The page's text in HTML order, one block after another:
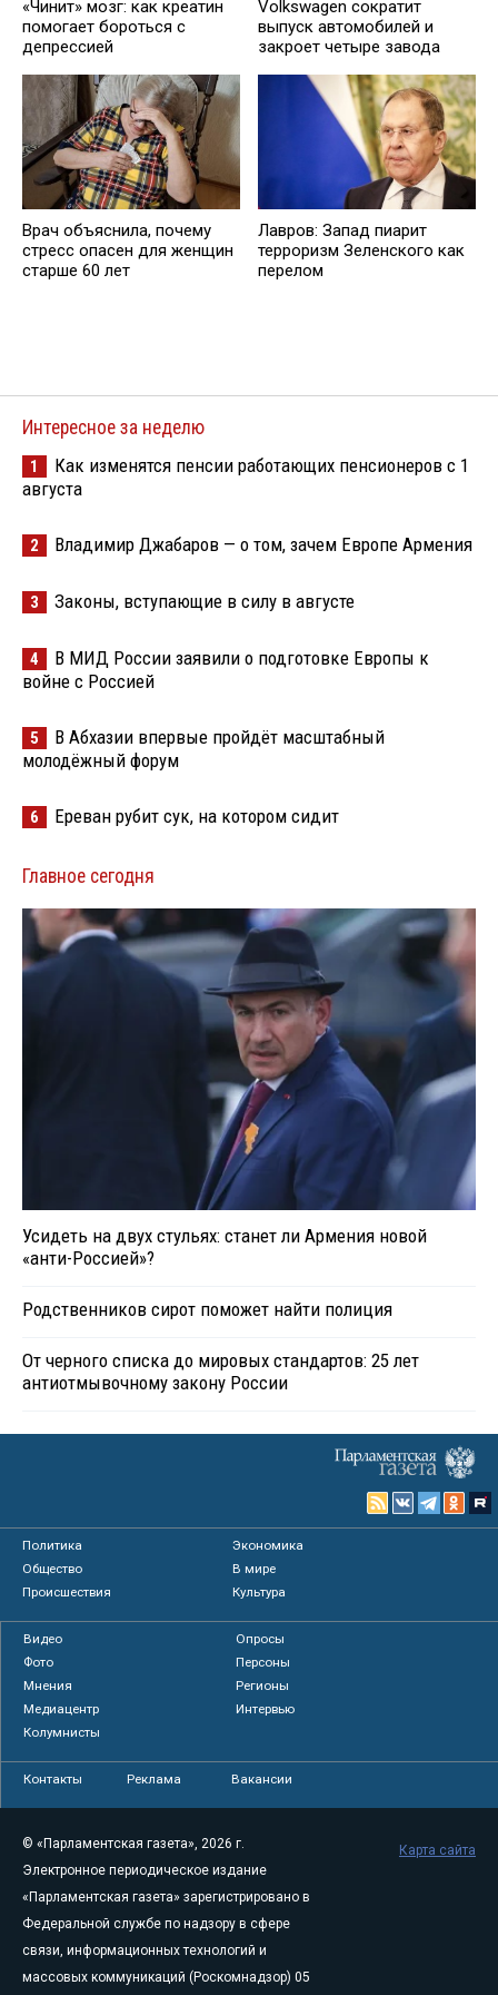
«Чинит» мозг: как креатин
помогает бороться с
депрессией
Volkswagen сократит
выпуск автомобилей и
закроет четыре завода
Врач объяснила, почему
стресс опасен для женщин
старше 60 лет
Лавров: Запад пиарит
терроризм Зеленского как
перелом
Интересное за неделю
1
Как изменятся пенсии работающих пенсионеров с 1
августа
2 Владимир Джабаров — о том, зачем Европе Армения
3 Законы, вступающие в силу в августе
4
В МИД России заявили о подготовке Европы к
войне с Россией
5
В Абхазии впервые пройдёт масштабный
молодёжный форум
6 Ереван рубит сук, на котором сидит
Главное сегодня
Усидеть на двух стульях: станет ли Армения новой
«анти-Россией»?
Родственников сирот поможет найти полиция
От черного списка до мировых стандартов: 25 лет
антиотмывочному закону России
Политика
Экономика
Общество
В мире
Происшествия
Культура
Видео
Опросы
Фото
Персоны
Мнения
Регионы
Медиацентр
Интервью
Колумнисты
Контакты Реклама Вакансии
© «Парламентская газета», 2026 г.
Электронное периодическое издание
«Парламентская газета» зарегистрировано в
Федеральной службе по надзору в сфере
связи, информационных технологий и
массовых коммуникаций (Роскомнадзор) 05
Карта сайта